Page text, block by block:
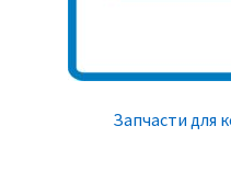
Запчасти для